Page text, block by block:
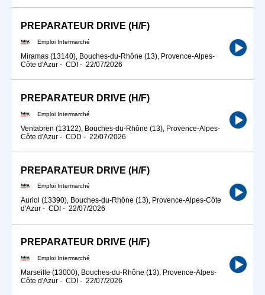
PREPARATEUR DRIVE (H/F)
Emploi Intermarché
Miramas (13140), Bouches-du-Rhône (13), Provence-Alpes-
Côte d'Azur - CDI - 22/07/2026
PREPARATEUR DRIVE (H/F)
Emploi Intermarché
Ventabren (13122), Bouches-du-Rhône (13), Provence-Alpes-
Côte d'Azur - CDD - 22/07/2026
PREPARATEUR DRIVE (H/F)
Emploi Intermarché
Auriol (13390), Bouches-du-Rhône (13), Provence-Alpes-Côte
d'Azur - CDI - 22/07/2026
PREPARATEUR DRIVE (H/F)
Emploi Intermarché
Marseille (13000), Bouches-du-Rhône (13), Provence-Alpes-
Côte d'Azur - CDI - 22/07/2026